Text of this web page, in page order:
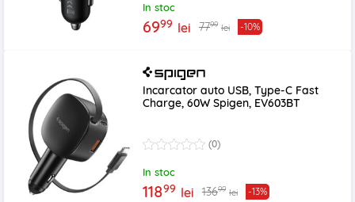
In stoc
6999 lei 7799 lei -10%
Incarcator auto USB, Type-C Fast
Charge, 60W Spigen, EV603BT
(0)
In stoc
11899 lei 13699 lei -13%